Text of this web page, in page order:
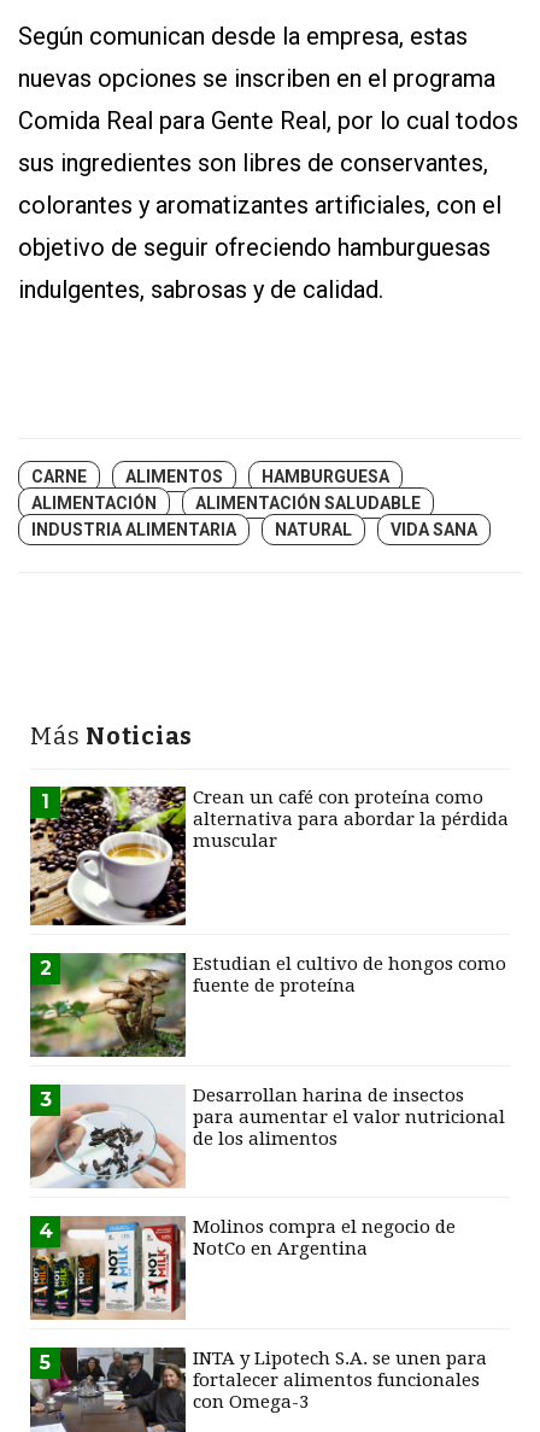
Según comunican desde la empresa, estas
nuevas opciones se inscriben en el programa
Comida Real para Gente Real, por lo cual todos
sus ingredientes son libres de conservantes,
colorantes y aromatizantes artificiales, con el
objetivo de seguir ofreciendo hamburguesas
indulgentes, sabrosas y de calidad.
CARNE ALIMENTOS
HAMBURGUESA
ALIMENTACIÓN
ALIMENTACIÓN SALUDABLE
INDUSTRIA ALIMENTARIA
NATURAL VIDA SANA
Más Noticias
1
Crean un café con proteína como
alternativa para abordar la pérdida
muscular
2
Estudian el cultivo de hongos como
fuente de proteína
3
Desarrollan harina de insectos
para aumentar el valor nutricional
de los alimentos
4
Molinos compra el negocio de
NotCo en Argentina
5
INTA y Lipotech S.A. se unen para
fortalecer alimentos funcionales
con Omega-3